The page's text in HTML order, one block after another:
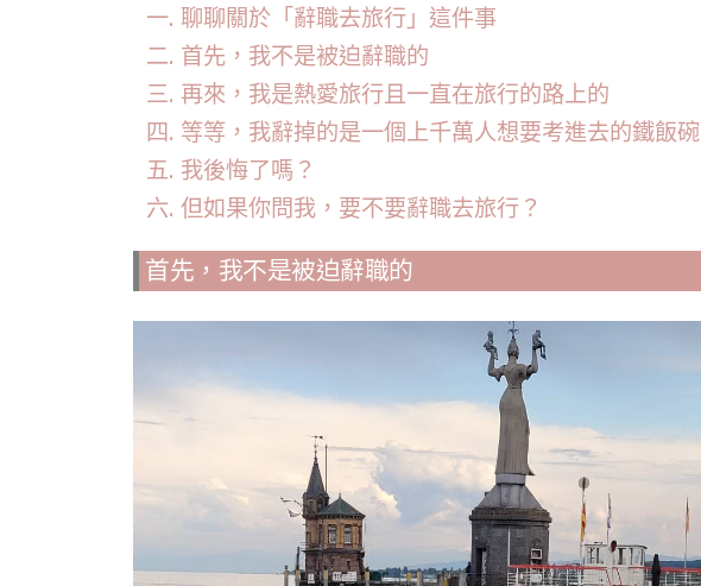
聊聊關於「辭職去旅行」這件事
首先，我不是被迫辭職的
再來，我是熱愛旅行且一直在旅行的路上的
等等，我辭掉的是一個上千萬人想要考進去的鐵飯碗
我後悔了嗎？
但如果你問我，要不要辭職去旅行？
首先，我不是被迫辭職的